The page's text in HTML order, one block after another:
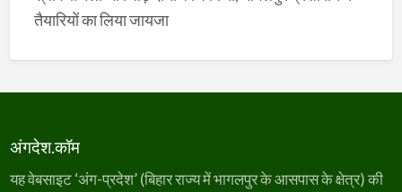
तैयारियों का लिया जायजा
अंगदेश.कॉम
यह वेबसाइट ‘अंग-प्रदेश’ (बिहार राज्य में भागलपुर के आसपास के क्षेत्र) की